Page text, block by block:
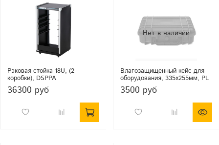
Рэковая стойка 18U, (2
коробки), DSPPA
36300 руб
Влагозащищенный кейс для
оборудования, 335х255мм, PL
3500 руб